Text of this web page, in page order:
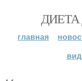
главная